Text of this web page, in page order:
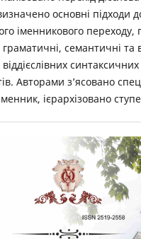
основні підходи
іменникового
граматичні, семантичні та
Авторами з’ясовано
ієрархізовано